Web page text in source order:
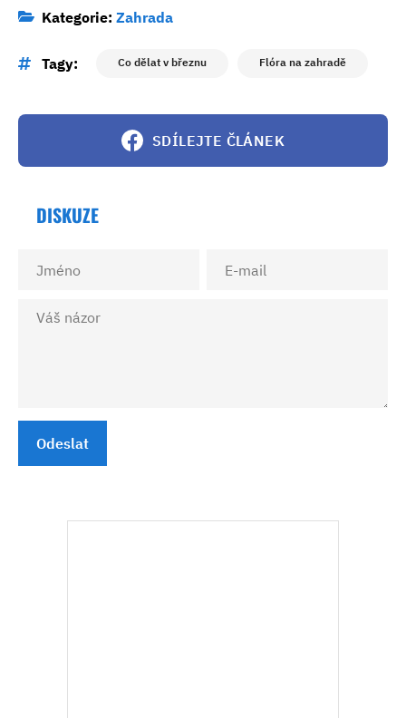
Kategorie: Zahrada
Tagy: Co dělat v březnu Flóra na zahradě
SDÍLEJTE ČLÁNEK
DISKUZE
Odeslat